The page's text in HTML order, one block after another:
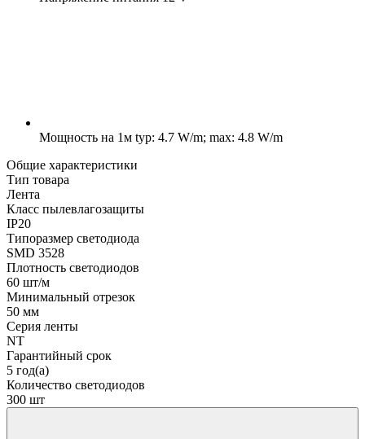
Мощность на 1м typ: 4.7 W/m; max: 4.8 W/m
Общие характеристики
Тип товара
Лента
Класс пылевлагозащиты
IP20
Типоразмер светодиода
SMD 3528
Плотность светодиодов
60 шт/м
Минимальный отрезок
50 мм
Серия ленты
NT
Гарантийный срок
5 год(а)
Количество светодиодов
300 шт